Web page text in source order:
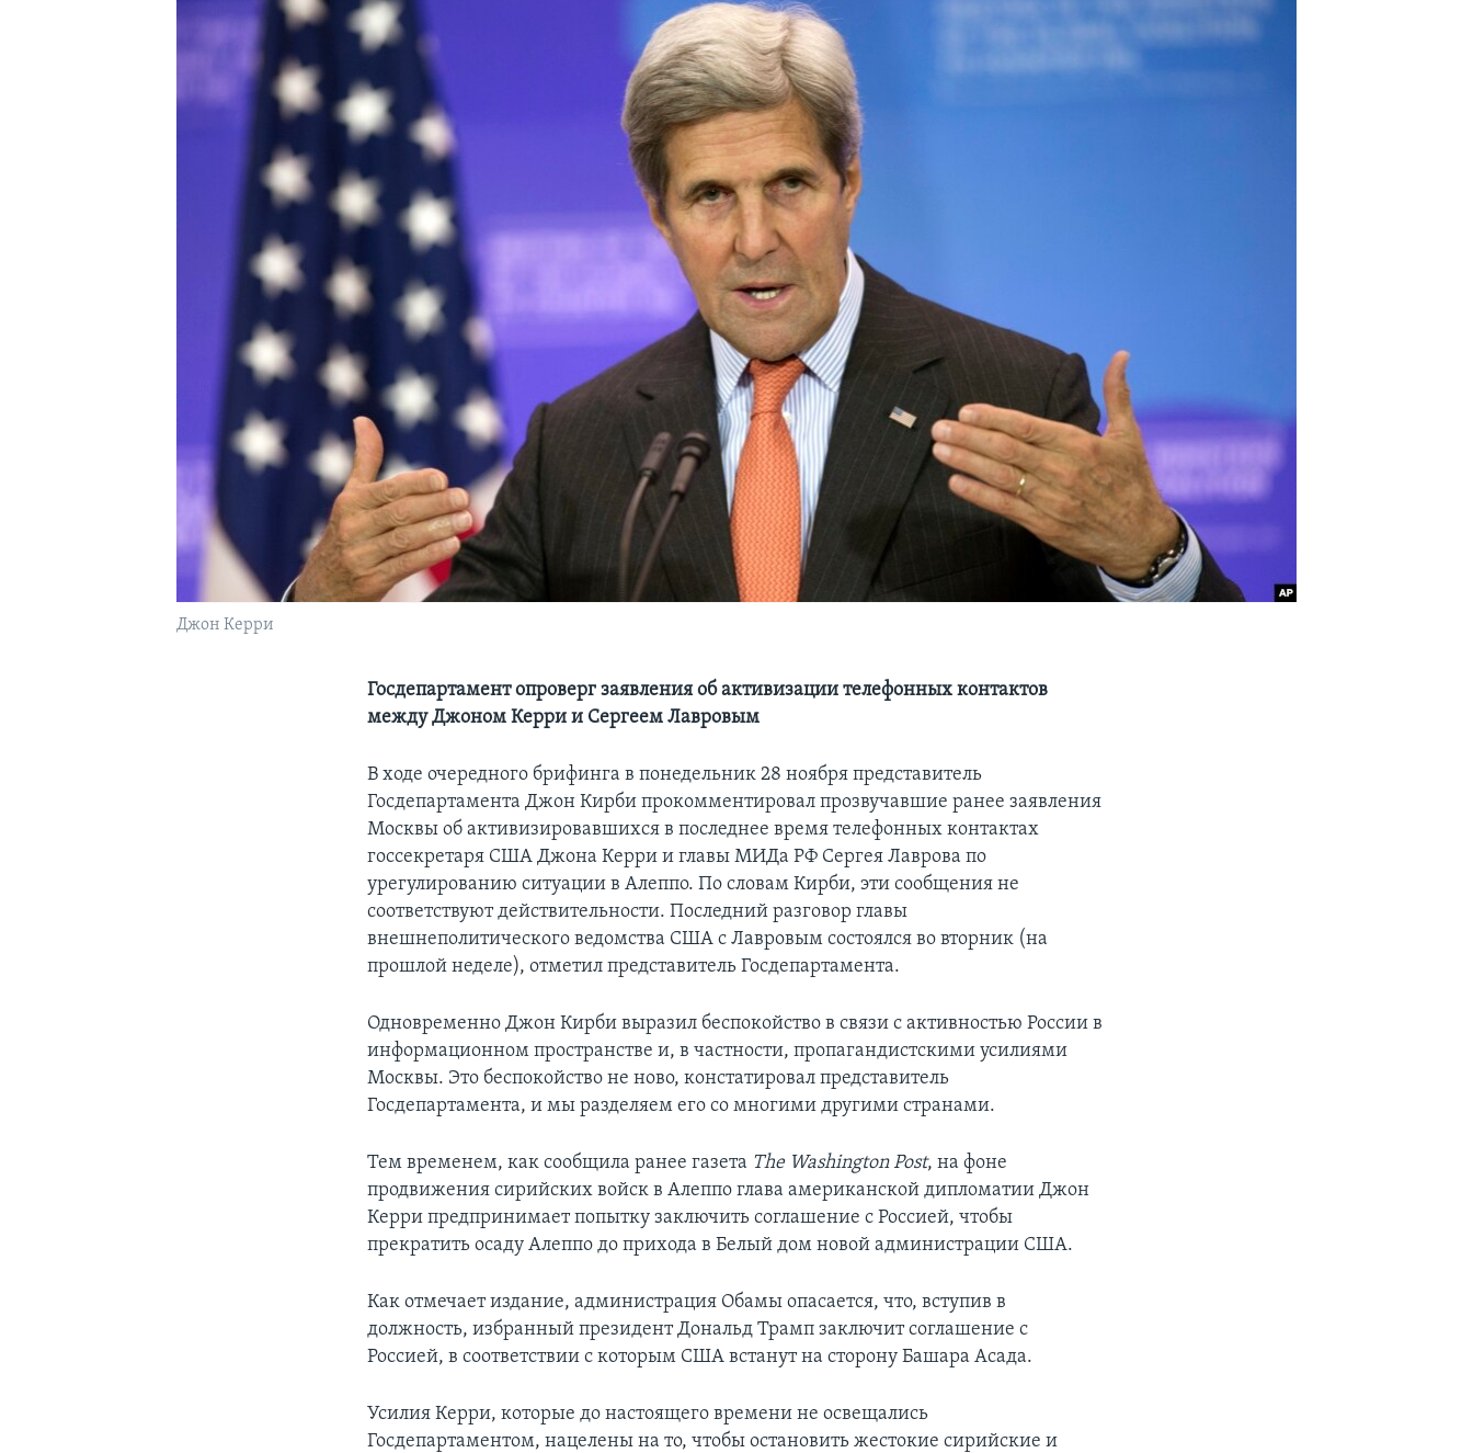
Джон Керри
Госдепартамент опроверг заявления об активизации телефонных контактов
между Джоном Керри и Сергеем Лавровым
В ходе очередного брифинга в понедельник 28 ноября представитель
Госдепартамента Джон Кирби прокомментировал прозвучавшие ранее заявления
Москвы об активизировавшихся в последнее время телефонных контактах
госсекретаря США Джона Керри и главы МИДа РФ Сергея Лаврова по
урегулированию ситуации в Алеппо. По словам Кирби, эти сообщения не
соответствуют действительности. Последний разговор главы
внешнеполитического ведомства США с Лавровым состоялся во вторник (на
прошлой неделе), отметил представитель Госдепартамента.
Одновременно Джон Кирби выразил беспокойство в связи с активностью России в
информационном пространстве и, в частности, пропагандистскими усилиями
Москвы. Это беспокойство не ново, констатировал представитель
Госдепартамента, и мы разделяем его со многими другими странами.
Тем временем, как сообщила ранее газета The Washington Post, на фоне
продвижения сирийских войск в Алеппо глава американской дипломатии Джон
Керри предпринимает попытку заключить соглашение с Россией, чтобы
прекратить осаду Алеппо до прихода в Белый дом новой администрации США.
Как отмечает издание, администрация Обамы опасается, что, вступив в
должность, избранный президент Дональд Трамп заключит соглашение с
Россией, в соответствии с которым США встанут на сторону Башара Асада.
Усилия Керри, которые до настоящего времени не освещались
Госдепартаментом, нацелены на то, чтобы остановить жестокие сирийские и